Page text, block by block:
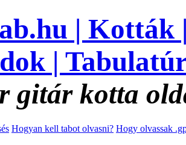
gitár kotta
Hogyan kell tabot olvasni? Hogy olvassak